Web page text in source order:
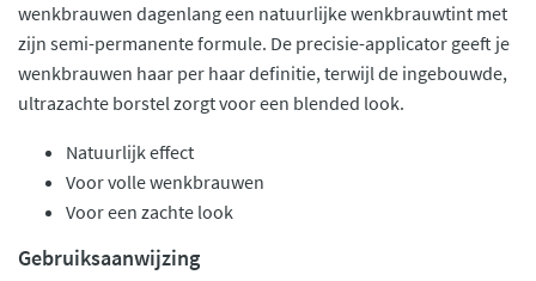
wenkbrauwen dagenlang een natuurlijke wenkbrauwtint met
zijn semi-permanente formule. De precisie-applicator geeft je
wenkbrauwen haar per haar definitie, terwijl de ingebouwde,
ultrazachte borstel zorgt voor een blended look.
Natuurlijk effect
Voor volle wenkbrauwen
Voor een zachte look
Gebruiksaanwijzing